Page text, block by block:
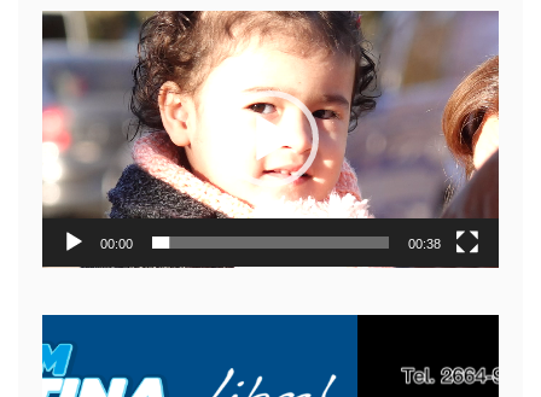
Reproductor
de
video
00:00 00:38